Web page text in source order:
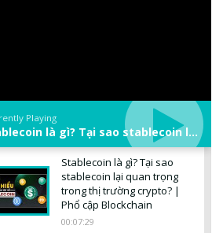
Playing
Stablecoin là gì? Tại sao stablecoin lại quan trọng trong thị trường crypto? | Phổ cập Blockchain
Stablecoin là gì? Tại sao
stablecoin lại quan trọng
trong thị trường crypto? |
Phổ cập Blockchain
00:07:29